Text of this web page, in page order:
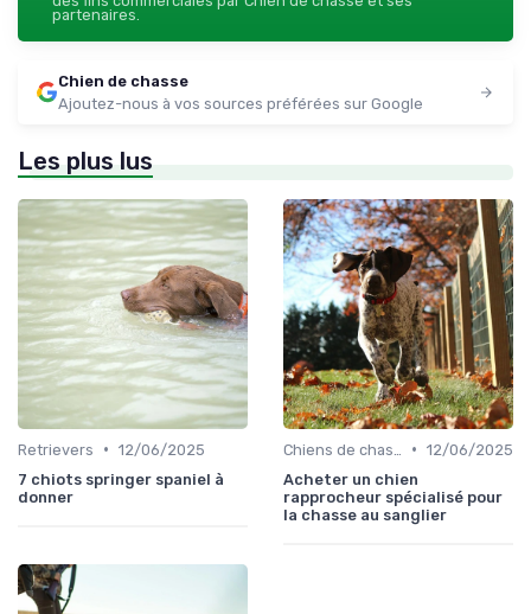
partenaires.
Chien de chasse
Ajoutez-nous à vos sources préférées sur Google
Les plus lus
Retrievers • 12/06/2025
7 chiots springer spaniel à
donner
• 12/06/2025
Acheter un chien
rapprocheur spécialisé pour
la chasse au sanglier